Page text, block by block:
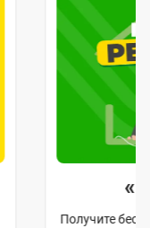
Получите